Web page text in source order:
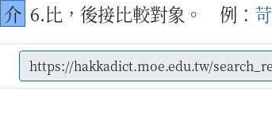
介 6.比，後接比較對象。 例： 苛